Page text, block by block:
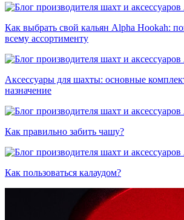
Как выбрать свой кальян Alpha Hookah:
всему ассортименту
Аксессуары для шахты: основные
назначение
Как правильно забить чашу?
Как пользоваться калаудом?